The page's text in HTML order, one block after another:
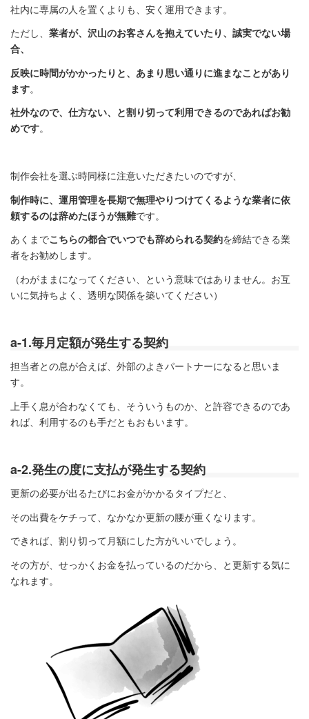
社内に専属の人を置くよりも、安く運用できます。
ただし、 業者が、沢山のお客さんを抱えていたり、誠実でない場
合、
反映に時間がかかったりと、あまり思い通りに進まなことがあり
ます。
社外なので、仕方ない、と割り切って利用できるのであればお勧
めです。
制作会社を選ぶ時同様に注意いただきたいのですが、
制作時に、運用管理を長期で無理やりつけてくるような業者に依
頼するのは辞めたほうが無難です。
あくまでこちらの都合でいつでも辞められる契約を締結できる業
者をお勧めします。
（わがままになってください、という意味ではありません。お互
いに気持ちよく、透明な関係を築いてください）
a-1.毎月定額が発生する契約
担当者との息が合えば、外部のよきパートナーになると思いま
す。
上手く息が合わなくても、そういうものか、と許容できるのであ
れば、利用するのも手だともおもいます。
a-2.発生の度に支払が発生する契約
更新の必要が出るたびにお金がかかるタイプだと、
その出費をケチって、なかなか更新の腰が重くなります。
できれば、割り切って月額にした方がいいでしょう。
その方が、せっかくお金を払っているのだから、と更新する気に
なれます。